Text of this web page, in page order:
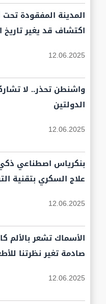
المدينة المفقودة تحت
اكتشاف قد يغير تاريخ
12.06.2025
واشنطن تحذر.. لا
الدولتين
12.06.2025
بنكرياس اصطناعي
علاج السكري بتقنية
12.06.2025
الأسماك تشعر بالألم
صادمة تغير نظرتنا
12.06.2025